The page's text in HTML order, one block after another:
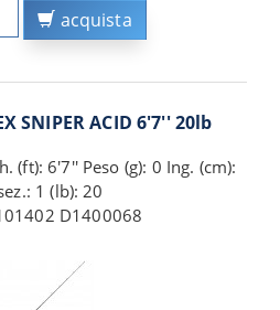
acquista
SNIPER ACID 6'7'' 20lb
(ft): 6'7'' Peso (g): 0 Ing. (cm):
1 (lb): 20
D1400068